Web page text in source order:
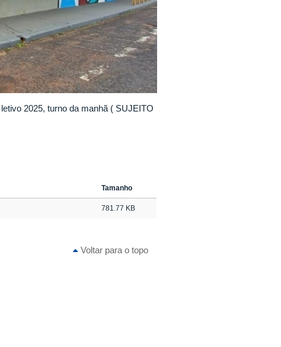
2025, turno da manhã ( SUJEITO
Tamanho
781.77 KB
Voltar para o topo